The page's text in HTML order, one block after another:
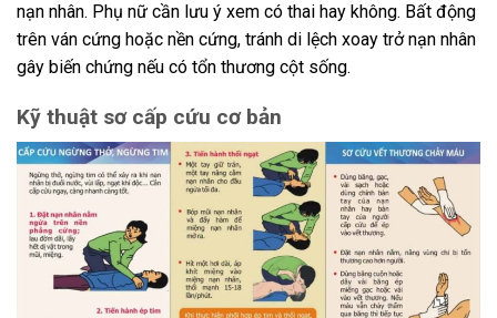
nạn nhân. Phụ nữ cần lưu ý xem có thai hay không. Bất động
trên ván cứng hoặc nền cứng, tránh di lệch xoay trở nạn nhân
gây biến chứng nếu có tổn thương cột sống.
Kỹ thuật sơ cấp cứu cơ bản